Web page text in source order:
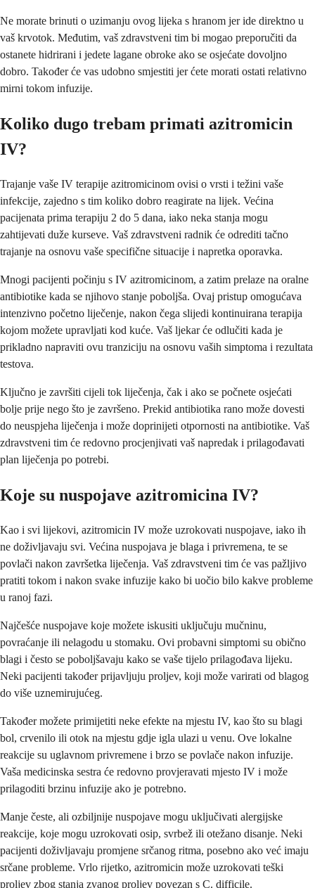
Ne morate brinuti o uzimanju ovog lijeka s hranom jer ide direktno u
vaš krvotok. Međutim, vaš zdravstveni tim bi mogao preporučiti da
ostanete hidrirani i jedete lagane obroke ako se osjećate dovoljno
dobro. Također će vas udobno smjestiti jer ćete morati ostati relativno
mirni tokom infuzije.
Koliko dugo trebam primati azitromicin
IV?
Trajanje vaše IV terapije azitromicinom ovisi o vrsti i težini vaše
infekcije, zajedno s tim koliko dobro reagirate na lijek. Većina
pacijenata prima terapiju 2 do 5 dana, iako neka stanja mogu
zahtijevati duže kurseve. Vaš zdravstveni radnik će odrediti tačno
trajanje na osnovu vaše specifične situacije i napretka oporavka.
Mnogi pacijenti počinju s IV azitromicinom, a zatim prelaze na oralne
antibiotike kada se njihovo stanje poboljša. Ovaj pristup omogućava
intenzivno početno liječenje, nakon čega slijedi kontinuirana terapija
kojom možete upravljati kod kuće. Vaš ljekar će odlučiti kada je
prikladno napraviti ovu tranziciju na osnovu vaših simptoma i rezultata
testova.
Ključno je završiti cijeli tok liječenja, čak i ako se počnete osjećati
bolje prije nego što je završeno. Prekid antibiotika rano može dovesti
do neuspjeha liječenja i može doprinijeti otpornosti na antibiotike. Vaš
zdravstveni tim će redovno procjenjivati vaš napredak i prilagođavati
plan liječenja po potrebi.
Koje su nuspojave azitromicina IV?
Kao i svi lijekovi, azitromicin IV može uzrokovati nuspojave, iako ih
ne doživljavaju svi. Većina nuspojava je blaga i privremena, te se
povlači nakon završetka liječenja. Vaš zdravstveni tim će vas pažljivo
pratiti tokom i nakon svake infuzije kako bi uočio bilo kakve probleme
u ranoj fazi.
Najčešće nuspojave koje možete iskusiti uključuju mučninu,
povraćanje ili nelagodu u stomaku. Ovi probavni simptomi su obično
blagi i često se poboljšavaju kako se vaše tijelo prilagođava lijeku.
Neki pacijenti također prijavljuju proljev, koji može varirati od blagog
do više uznemirujućeg.
Također možete primijetiti neke efekte na mjestu IV, kao što su blagi
bol, crvenilo ili otok na mjestu gdje igla ulazi u venu. Ove lokalne
reakcije su uglavnom privremene i brzo se povlače nakon infuzije.
Vaša medicinska sestra će redovno provjeravati mjesto IV i može
prilagoditi brzinu infuzije ako je potrebno.
Manje česte, ali ozbiljnije nuspojave mogu uključivati alergijske
reakcije, koje mogu uzrokovati osip, svrbež ili otežano disanje. Neki
pacijenti doživljavaju promjene srčanog ritma, posebno ako već imaju
srčane probleme. Vrlo rijetko, azitromicin može uzrokovati teški
proljev zbog stanja zvanog proljev povezan s C. difficile.